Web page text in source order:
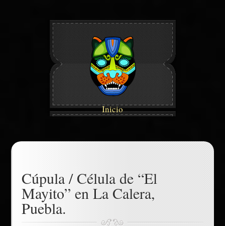
Inicio
Cúpula / Célula de “El
Mayito” en La Calera,
Puebla.